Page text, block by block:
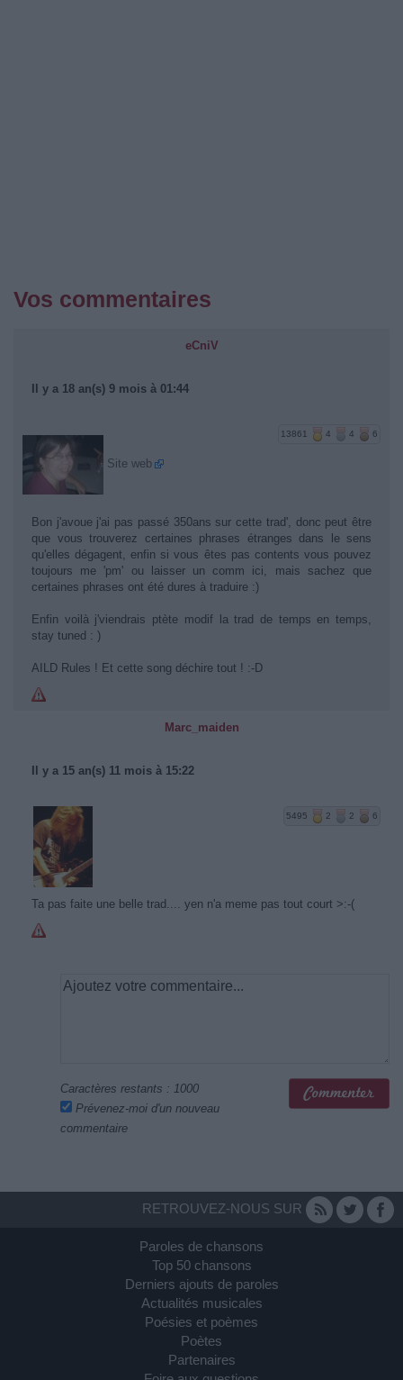
Vos commentaires
eCniV
Il y a 18 an(s) 9 mois à 01:44
13861 4 4 6
Site web
Bon j'avoue j'ai pas passé 350ans sur cette trad', donc peut être
que vous trouverez certaines phrases étranges dans le sens
qu'elles dégagent, enfin si vous êtes pas contents vous pouvez
toujours me 'pm' ou laisser un comm ici, mais sachez que
certaines phrases ont été dures à traduire :)
Enfin voilà j'viendrais ptète modif la trad de temps en temps,
stay tuned : )
AILD Rules ! Et cette song déchire tout ! :-D
Marc_maiden
Il y a 15 an(s) 11 mois à 15:22
5495 2 2 6
Ta pas faite une belle trad.... yen n'a meme pas tout court >:-(
Caractères restants : 1000
Prévenez-moi d'un nouveau
commentaire
RETROUVEZ-NOUS SUR
Paroles de chansons
Top 50 chansons
Derniers ajouts de paroles
Actualités musicales
Poésies et poèmes
Poètes
Partenaires